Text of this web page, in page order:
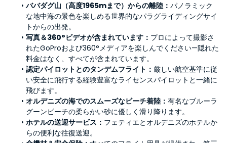
ババダグ山（高度1965mまで）からの離陸： パノラミック
な地中海の景色を楽しめる世界的なパラグライディングサイ
トからの出発。
写真＆360°ビデオが含まれています： プロによって撮影さ
れたGoProおよび360°メディアを楽しんでください—隠れた
料金はなく、すべてが含まれています。
認定パイロットとのタンデムフライト： 厳しい航空基準に従
い安全に飛行する経験豊富なライセンスパイロットと一緒に
飛びます。
オルデニズの海でのスムーズなビーチ着陸： 有名なブルーラ
グーンビーチの柔らかい砂に優しく滑り降ります。
ホテルの送迎サービス： フェティエとオルデニズのホテルか
らの便利な往復送迎。